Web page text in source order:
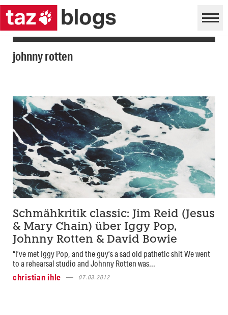
johnny rotten
Schmähkritik classic: Jim Reid (Jesus
& Mary Chain) über Iggy Pop,
Johnny Rotten & David Bowie
“I’ve met Iggy Pop, and the guy’s a sad old pathetic shit We went
to a rehearsal studio and Johnny Rotten was...
christian ihle
07.03.2012